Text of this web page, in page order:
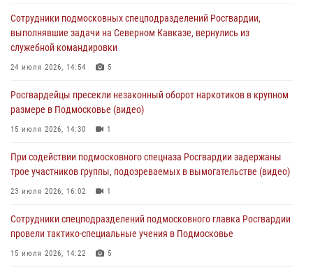
Сотрудники спецподразделения подмосковного главка Росгвардии
отработали навыки огневой подготовки на комплексных учениях
04 августа 2026, 12:21
сигналам «Тревога» с охраняемых объектов в Подмосковье
04 августа 2026, 12:15
(видео)
03 августа 2026, 15:32
Сотрудники подмосковных спецподразделений Росгвардии,
выполнявшие задачи на Северном Кавказе, вернулись из
служебной командировки
24 июля 2026, 14:54 5
Росгвардейцы пресекли незаконный оборот наркотиков в крупном
размере в Подмосковье (видео)
15 июля 2026, 14:30 1
При содействии подмосковного спецназа Росгвардии задержаны
трое участников группы, подозреваемых в вымогательстве (видео)
23 июля 2026, 16:02 1
Сотрудники спецподразделений подмосковного главка Росгвардии
провели тактико-специальные учения в Подмосковье
15 июля 2026, 14:22 5